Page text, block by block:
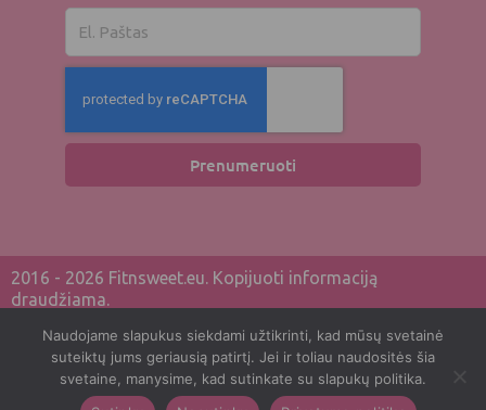
paštas
Prenumeruoti
2016 - 2026 Fitnsweet.eu. Kopijuoti informaciją
draudžiama.
Privatumo politika
Naudojame slapukus siekdami užtikrinti, kad mūsų svetainė
suteiktų jums geriausią patirtį. Jei ir toliau naudositės šia
svetaine, manysime, kad sutinkate su slapukų politika.